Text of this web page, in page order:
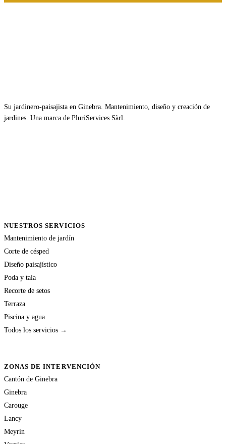
Su jardinero-paisajista en Ginebra. Mantenimiento, diseño y creación de
jardines. Una marca de PluriServices Sàrl.
NUESTROS SERVICIOS
Mantenimiento de jardín
Corte de césped
Diseño paisajístico
Poda y tala
Recorte de setos
Terraza
Piscina y agua
Todos los servicios →
ZONAS DE INTERVENCIÓN
Cantón de Ginebra
Ginebra
Carouge
Lancy
Meyrin